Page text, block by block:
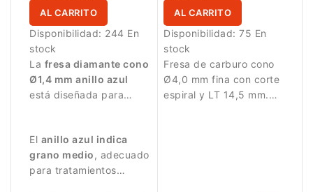
AL CARRITO
Disponibilidad: 244 En
stock
La fresa diamante cono
Ø1,4 mm anillo azul
está diseñada para
El anillo azul indica
grano medio, adecuado
para tratamientos
AL CARRITO
Disponibilidad: 75 En
stock
Fresa de carburo cono
Ø4,0 mm fina con corte
espiral y LT 14,5 mm.